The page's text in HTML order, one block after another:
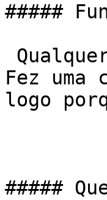
#####
Fez uma
logo
#####